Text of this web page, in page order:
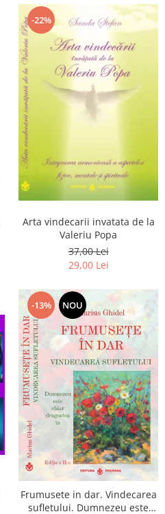
-22%
Arta vindecarii invatata de la
Valeriu Popa
37,00 Lei
29,00 Lei
-13% NOU
Frumusete in dar. Vindecarea
sufletului. Dumnezeu este